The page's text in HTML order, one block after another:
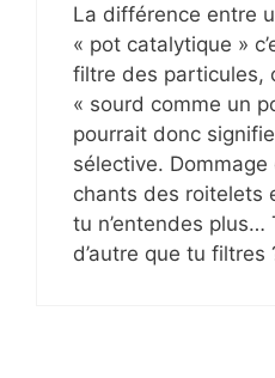
La différence entre
« pot catalytique »
filtre des particules,
« sourd comme un
pourrait donc
sélective.
chants des roitelets
tu n’entendes plus…
d’autre que tu filtres